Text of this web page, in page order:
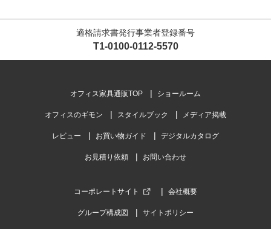
適格請求書発行事業者登録番号
T1-0100-0112-5570
オフィス家具通販TOP ショールーム
オフィスのギモン スタイルブック メディア掲載
レビュー お買い物ガイド デジタルカタログ
お見積り依頼 お問い合わせ
コーポレートサイト 会社概要
グループ構成図 サイトポリシー